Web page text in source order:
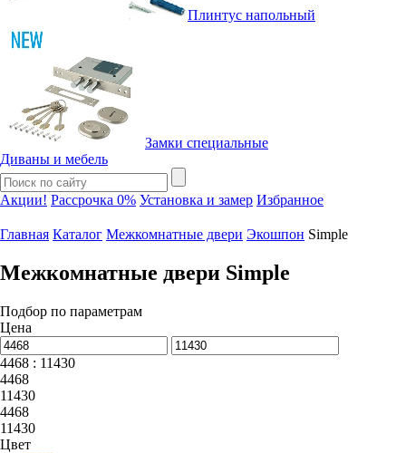
Плинтус напольный
Замки специальные
Диваны и мебель
Акции! Рассрочка 0% Установка и замер Избранное
Главная Каталог Межкомнатные двери Экошпон Simple
Межкомнатные двери Simple
Подбор по параметрам
Цена
4468 : 11430
4468
11430
4468
11430
Цвет